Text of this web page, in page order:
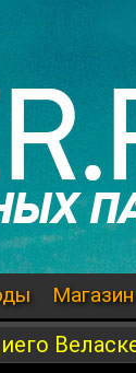
Магазин